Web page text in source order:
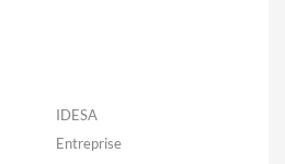
IDESA
Entreprise